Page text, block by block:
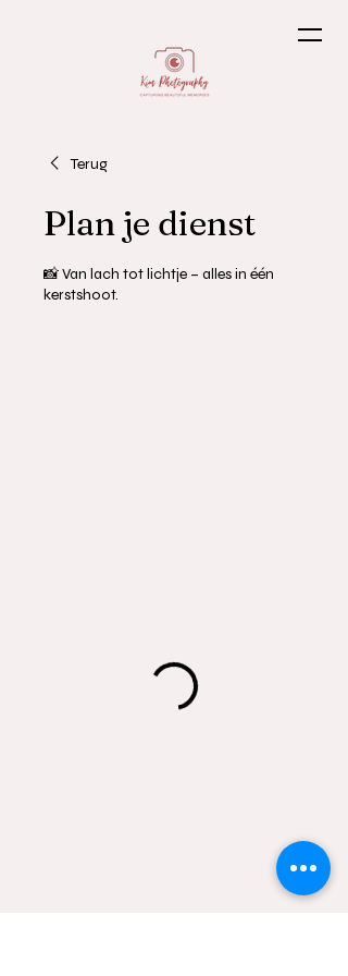
Terug
Plan je dienst
📸 Van lach tot lichtje – alles in één
kerstshoot.